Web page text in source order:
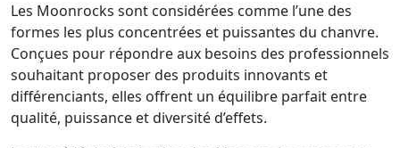
Les Moonrocks sont considérées comme l’une des
formes les plus concentrées et puissantes du chanvre.
Conçues pour répondre aux besoins des professionnels
souhaitant proposer des produits innovants et
différenciants, elles offrent un équilibre parfait entre
qualité, puissance et diversité d’effets.